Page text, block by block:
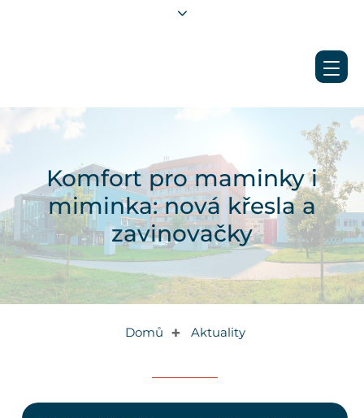
Komfort pro maminky i
miminka: nová křesla a
zavinovačky
Domů ✚ Aktuality